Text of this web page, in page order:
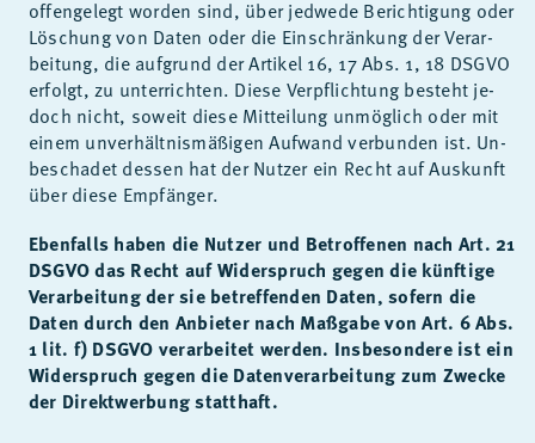
of­fen­ge­legt wor­den sind, über jed­we­de Be­rich­ti­gung oder
Lö­schung von Da­ten oder die Ein­schrän­kung der Ver­ar­
bei­tung, die auf­grund der Ar­ti­kel 16, 17 Abs. 1, 18 DS­GVO
er­folgt, zu un­ter­rich­ten. Die­se Ver­pflich­tung be­steht je­
doch nicht, so­weit die­se Mit­tei­lung un­mög­lich oder mit
ei­nem un­ver­hält­nis­mä­ßi­gen Auf­wand ver­bun­den ist. Un­
be­scha­det des­sen hat der Nut­zer ein Recht auf Aus­kunft
über die­se Emp­fän­ger.
Ebenfalls haben die Nutzer und Betroffenen nach Art. 21
DSGVO das Recht auf Widerspruch gegen die künftige
Verarbeitung der sie betreffenden Daten, sofern die
Daten durch den Anbieter nach Maßgabe von Art. 6 Abs.
1 lit. f) DSGVO verarbeitet werden. Insbesondere ist ein
Widerspruch gegen die Datenverarbeitung zum Zwecke
der Direktwerbung statthaft.